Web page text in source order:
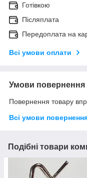
Готівкою
Післяплата
Передоплата на
Всі умови оплати
Умови повернення
Повернення товару
Всі умови
Подібні товари